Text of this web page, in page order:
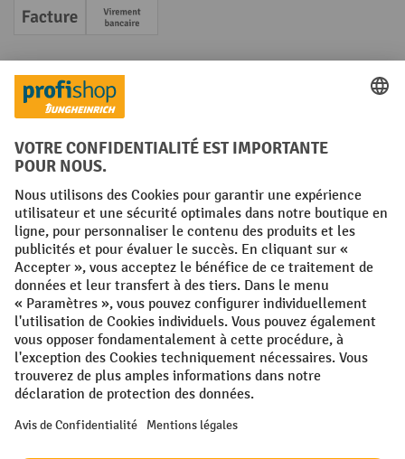
Facture Paiement anticipé
Réseaux sociaux
Facebook
YouTube
LinkedInInstagram
Conditions générales Mentions légales
Protection des Données Politique de cookies
All prices excl. VAT plusshipping costsand possible delivery charges,
if not stated otherwise.
¹ La remise est valable jusqu'à épuisement des stocks. La remise ne
s'applique pas aux prix spéciaux. Il n'est pas possible de le combiner
avec d'autres réductions en pourcentage ou bons de réduction. | ² Une
réduction unique est offerte lors de la première inscription à la
toute commande d'un montant net minimum de 250 €. Le pourcentage